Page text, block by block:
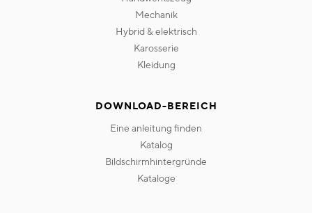
mechanik
hybrid & elektrisch
karosserie
kleidung
DOWNLOAD-BEREICH
eine anleitung finden
katalog
bildschirmhintergründe
kataloge